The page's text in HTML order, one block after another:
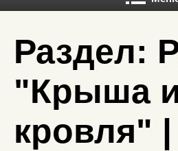
Раздел:
"Крыша
кровля" |